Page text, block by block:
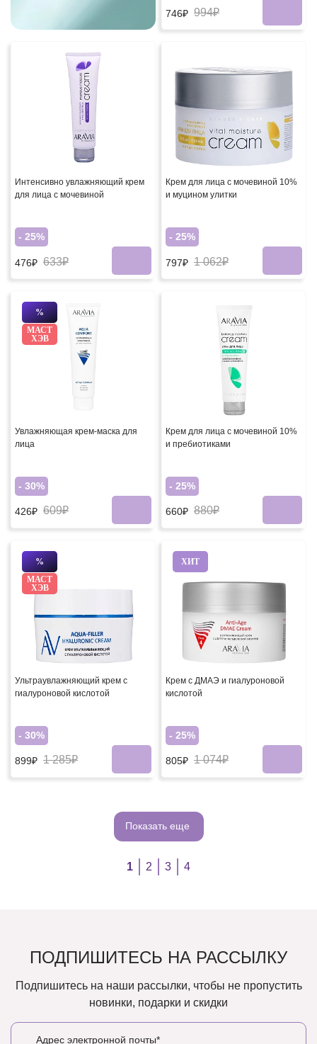
746₽ 994₽
Интенсивно увлажняющий крем
для лица с мочевиной
- 25%
476₽ 633₽
Крем для лица с мочевиной 10%
и муцином улитки
- 25%
797₽ 1 062₽
%
МАСТ
ХЭВ
Увлажняющая крем-маска для
лица
- 30%
426₽ 609₽
Крем для лица с мочевиной 10%
и пребиотиками
- 25%
660₽ 880₽
%
МАСТ
ХЭВ
Ультраувлажняющий крем с
гиалуроновой кислотой
- 30%
899₽ 1 285₽
ХИТ
Крем с ДМАЭ и гиалуроновой
кислотой
- 25%
805₽ 1 074₽
Показать еще
1 2 3 4
ПОДПИШИТЕСЬ НА РАССЫЛКУ
Подпишитесь на наши рассылки, чтобы не пропустить
новинки, подарки и скидки